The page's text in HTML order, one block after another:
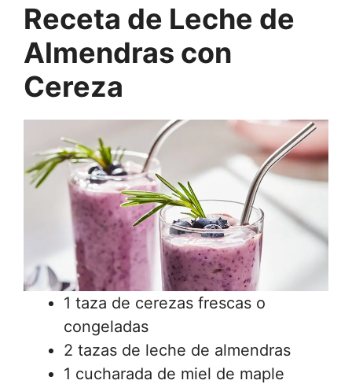
Receta de Leche de
Almendras con
Cereza
1 taza de cerezas frescas o
congeladas
2 tazas de leche de almendras
1 cucharada de miel de maple